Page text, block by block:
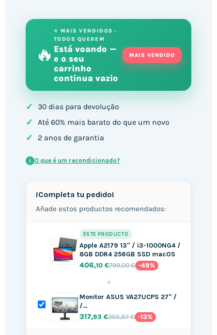
🔥
⭐ MAIS VENDIDOS ·
TODOS QUEREM
Está voando —
e o seu
carrinho
continua vazio
MAIS VENDIDO
✓ 30 dias para devolução
✓ Até 60% mais barato do que um novo
✓ 2 anos de garantia
i O que é um recondicionado?
¡Completa tu pedido!
Añade estos productos recomendados:
ESTE PRODUCTO
Apple A2179 13" / i3-1000NG4 /
8GB DDR4 256GB SSD macOS
406,10 €799,00 € -49%
+
Monitor ASUS VA27UCPS 27" /
/…
317,93 €365,87 € -13%